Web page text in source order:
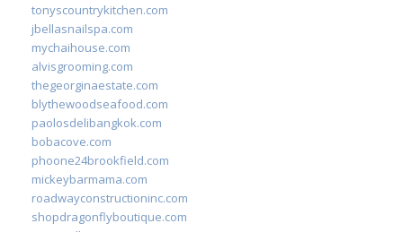
tonyscountrykitchen.com
jbellasnailspa.com
mychaihouse.com
alvisgrooming.com
thegeorginaestate.com
blythewoodseafood.com
paolosdelibangkok.com
bobacove.com
phoone24brookfield.com
mickeybarmama.com
roadwayconstructioninc.com
shopdragonflyboutique.com